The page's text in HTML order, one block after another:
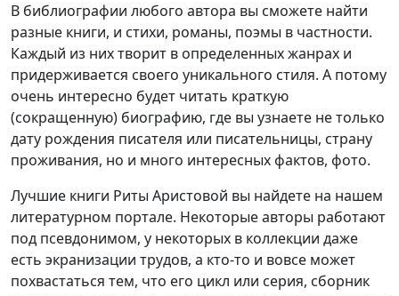
В библиографии любого автора вы сможете найти
разные книги, и стихи, романы, поэмы в частности.
Каждый из них творит в определенных жанрах и
придерживается своего уникального стиля. А потому
очень интересно будет читать краткую
(сокращенную) биографию, где вы узнаете не только
дату рождения писателя или писательницы, страну
проживания, но и много интересных фактов, фото.
Лучшие книги Риты Аристовой вы найдете на нашем
литературном портале. Некоторые авторы работают
под псевдонимом, у некоторых в коллекции даже
есть экранизации трудов, а кто-то и вовсе может
похвастаться тем, что его цикл или серия, сборник